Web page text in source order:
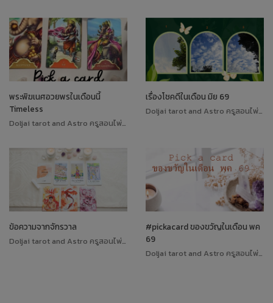
พระพิฆเนศอวยพรในเดือนนี้
Timeless
Doljai tarot and Astro ครูสอนไพ่ทาโรต์
เรื่องโชคดีในเดือน มิย 69
Doljai tarot and Astro ครูสอนไพ่ทาโรต์
ข้อความจากจักรวาล
Doljai tarot and Astro ครูสอนไพ่ทาโรต์
#pickacard ของขวัญในเดือน พค
69
Doljai tarot and Astro ครูสอนไพ่ทาโรต์